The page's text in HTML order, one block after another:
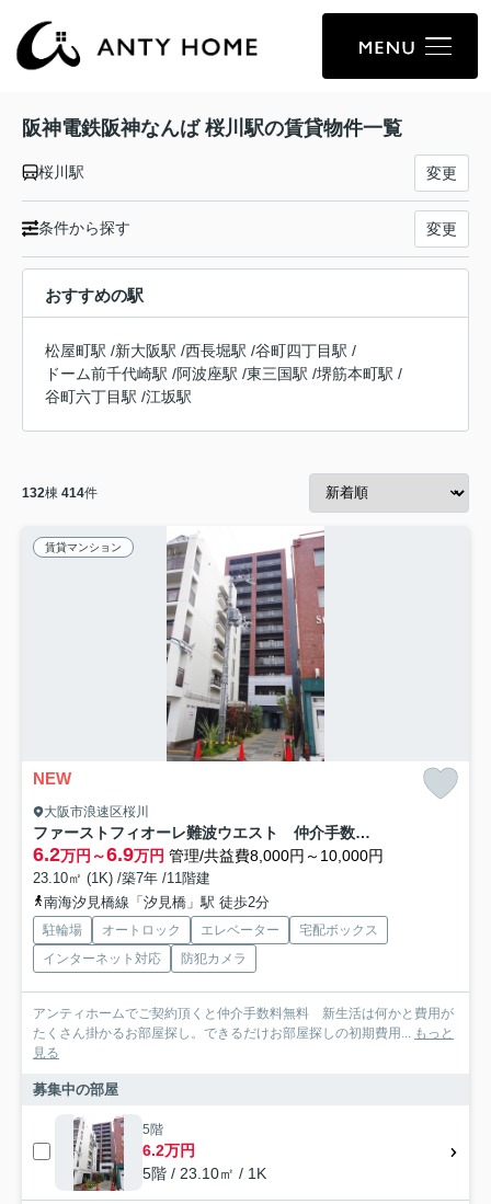
阪神電鉄阪神なんば 桜川駅の賃貸物件一覧
桜川駅 変更
条件から探す 変更
おすすめの駅
松屋町駅 /新大阪駅 /西長堀駅 /谷町四丁目駅 /
ドーム前千代崎駅 /阿波座駅 /東三国駅 /堺筋本町駅 /
谷町六丁目駅 /江坂駅
132棟 414件
賃貸マンション
NEW
大阪市浪速区桜川
ファーストフィオーレ難波ウエスト 仲介手数料無料
6.2万円～6.9万円 管理/共益費8,000円～10,000円
23.10㎡ (1K) /築7年 /11階建
南海汐見橋線「汐見橋」駅 徒歩2分
駐輪場 オートロック エレベーター
宅配ボックス
インターネット対応
防犯カメラ
アンティホームでご契約頂くと仲介手数料無料 新生活は何かと費用が
たくさん掛かるお部屋探し。できるだけお部屋探しの初期費用...
もっと
見る
募集中の部屋
5階
6.2万円
5階 / 23.10㎡ / 1K